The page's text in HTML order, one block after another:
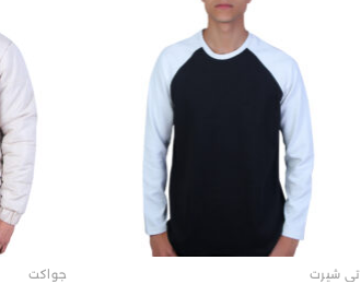
تى شيرت جواكت